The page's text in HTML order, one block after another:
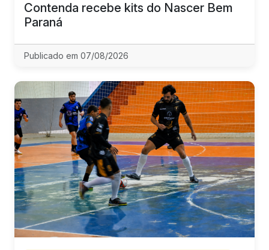
Contenda recebe kits do Nascer Bem
Paraná
Publicado em 07/08/2026